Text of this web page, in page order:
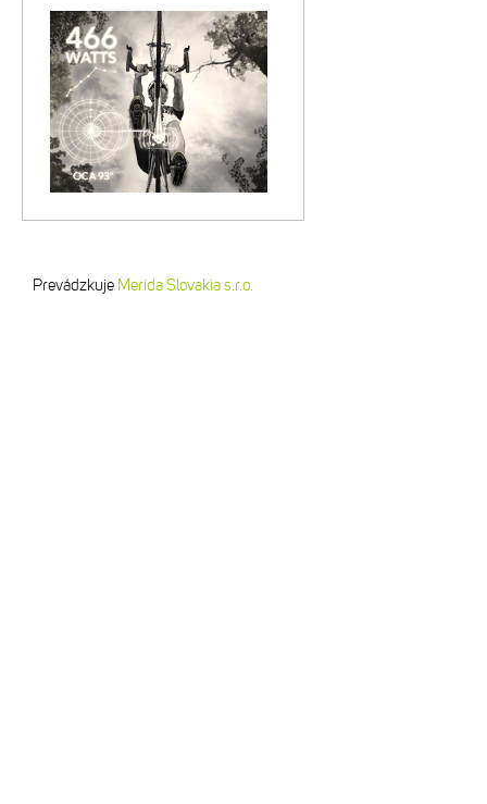
Prevádzkuje Merida Slovakia s.r.o.